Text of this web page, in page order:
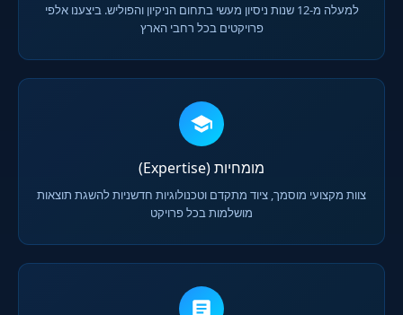
למעלה מ-12 שנות ניסיון מעשי בתחום הניקיון והפוליש. ביצענו אלפי
פרויקטים בכל רחבי הארץ
מומחיות (Expertise)
צוות מקצועי מוסמך, ציוד מתקדם וטכנולוגיות חדשניות להשגת תוצאות
מושלמות בכל פרויקט